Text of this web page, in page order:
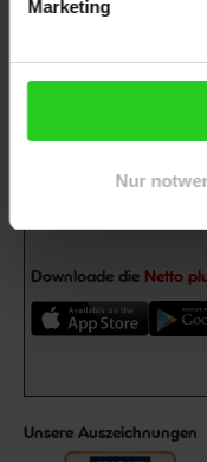
Marketing
Nur
Abonniere unseren
Jetzt
Downloade die Netto
Unsere Auszeichnungen